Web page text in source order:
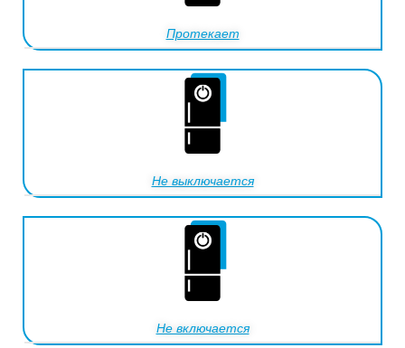
Протекает
Не выключается
Не включается